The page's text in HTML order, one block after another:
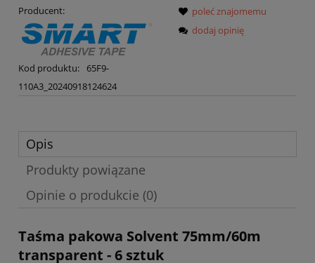
Producent:
Kod produktu: 65F9-
110A3_20240918124624
poleć znajomemu
dodaj opinię
Opis
Produkty powiązane
Opinie o produkcie (0)
Taśma pakowa Solvent 75mm/60m
transparent - 6 sztuk